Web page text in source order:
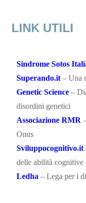
LINK UTILI
Sindrome Sotos
Superando.it – Una
Genetic Science –
disordini genetici
Associazione RMR
Onus
Sviluppocognitivo.it
delle abilità cognitive
Ledha – Lega per i